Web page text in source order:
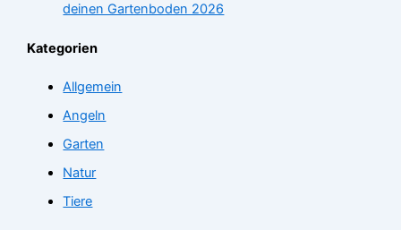
deinen Gartenboden 2026
Kategorien
Allgemein
Angeln
Garten
Natur
Tiere